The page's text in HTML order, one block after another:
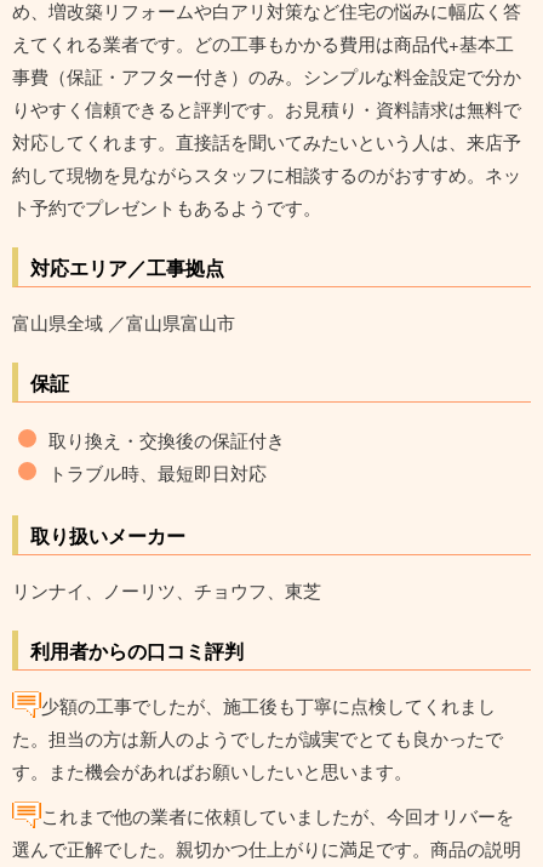
め、増改築リフォームや白アリ対策など住宅の悩みに幅広く答
えてくれる業者です。どの工事もかかる費用は商品代+基本工
事費（保証・アフター付き）のみ。シンプルな料金設定で分か
りやすく信頼できると評判です。お見積り・資料請求は無料で
対応してくれます。直接話を聞いてみたいという人は、来店予
約して現物を見ながらスタッフに相談するのがおすすめ。ネッ
ト予約でプレゼントもあるようです。
対応エリア／工事拠点
富山県全域 ／富山県富山市
保証
取り換え・交換後の保証付き
トラブル時、最短即日対応
取り扱いメーカー
リンナイ、ノーリツ、チョウフ、東芝
利用者からの口コミ評判
少額の工事でしたが、施工後も丁寧に点検してくれまし
た。担当の方は新人のようでしたが誠実でとても良かったで
す。また機会があればお願いしたいと思います。
これまで他の業者に依頼していましたが、今回オリバーを
選んで正解でした。親切かつ仕上がりに満足です。商品の説明